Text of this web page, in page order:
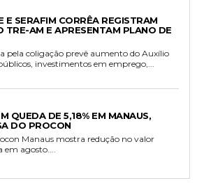
E SERAFIM CORRÊA REGISTRAM
TRE-AM E APRESENTAM PLANO DE
pela coligação prevê aumento do Auxílio
investimentos em emprego,...
QUEDA DE 5,18% EM MANAUS,
DO PROCON
Manaus mostra redução no valor
em agosto....